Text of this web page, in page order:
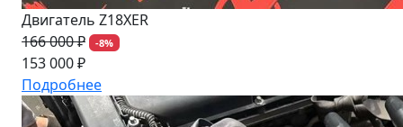
Двигатель Z18XER
166 000 ₽
-8%
153 000 ₽
Подробнее